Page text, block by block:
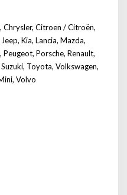
, Chrysler, Citroen / Citroën,
Jeep, Kia, Lancia, Mazda,
, Peugeot, Porsche, Renault,
Suzuki, Toyota, Volkswagen,
, Volvo